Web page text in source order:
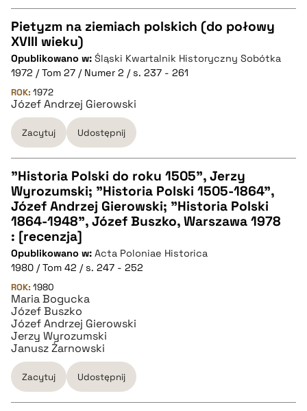
pobierz cytat
CZYSTY TEKST
pobierz cytat
BIBTEX
pobierz cytat
Pietyzm na ziemiach polskich (do połowy
XVIII wieku)
Opublikowano w: Śląski Kwartalnik Historyczny Sobótka
1972 / Tom 27 / Numer 2 / s. 237 - 261
ROK: 1972
Józef Andrzej Gierowski
Zacytuj Udostępnij
CZYSTY TEKST
pobierz cytat
BIBTEX
pobierz cytat
"Historia Polski do roku 1505", Jerzy
Wyrozumski; "Historia Polski 1505-1864",
Józef Andrzej Gierowski; "Historia Polski
1864-1948", Józef Buszko, Warszawa 1978
: [recenzja]
Opublikowano w: Acta Poloniae Historica
1980 / Tom 42 / s. 247 - 252
ROK: 1980
Maria Bogucka
Józef Buszko
Józef Andrzej Gierowski
Jerzy Wyrozumski
Janusz Żarnowski
Zacytuj Udostępnij